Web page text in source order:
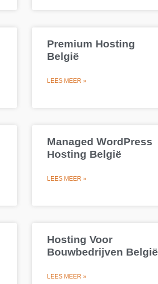
Premium Hosting
België
LEES MEER »
Managed WordPress
Hosting België
LEES MEER »
Hosting Voor
Bouwbedrijven België
LEES MEER »